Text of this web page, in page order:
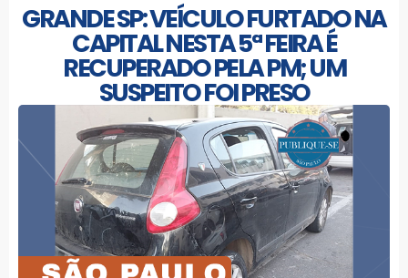
GRANDE SP: VEÍCULO FURTADO NA
CAPITAL NESTA 5ª FEIRA É
RECUPERADO PELA PM; UM
SUSPEITO FOI PRESO